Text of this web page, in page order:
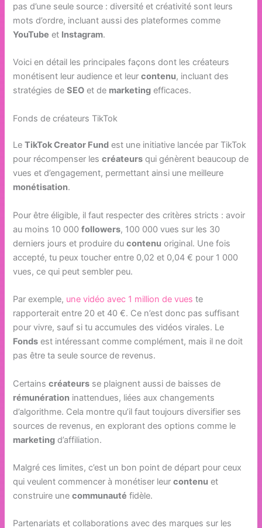
pas d’une seule source : diversité et créativité sont leurs
mots d’ordre, incluant aussi des plateformes comme
YouTube et Instagram.
Voici en détail les principales façons dont les créateurs
monétisent leur audience et leurcontenu, incluant des
stratégies deSEO et de marketing efficaces.
Fonds de créateurs TikTok
LeTikTok Creator Fund est une initiative lancée par TikTok
pour récompenser lescréateurs qui génèrent beaucoup de
vues et d’engagement, permettant ainsi une meilleure
monétisation.
Pour être éligible, il faut respecter des critères stricts : avoir
au moins 10 000followers, 100 000 vues sur les 30
derniers jours et produire ducontenu original. Une fois
accepté, tu peux toucher entre 0,02 et 0,04 € pour 1 000
vues, ce qui peut sembler peu.
Par exemple, une vidéo avec 1 million de vues te
rapporterait entre 20 et 40 €. Ce n’est donc pas suffisant
pour vivre, sauf si tu accumules des vidéos virales. Le
Fonds est intéressant comme complément, mais il ne doit
pas être ta seule source de revenus.
Certainscréateurs se plaignent aussi de baisses de
rémunération inattendues, liées aux changements
d’algorithme. Cela montre qu’il faut toujours diversifier ses
sources de revenus, en explorant des options comme le
marketing d’affiliation.
Malgré ces limites, c’est un bon point de départ pour ceux
qui veulent commencer à monétiser leurcontenu et
construire unecommunauté fidèle.
Partenariats et collaborations avec des marques sur les